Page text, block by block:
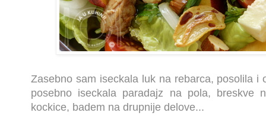
Zasebno sam iseckala luk na rebarca, posolila i
posebno iseckala paradajz na pola, breskve
kockice, badem na drupnije delove...